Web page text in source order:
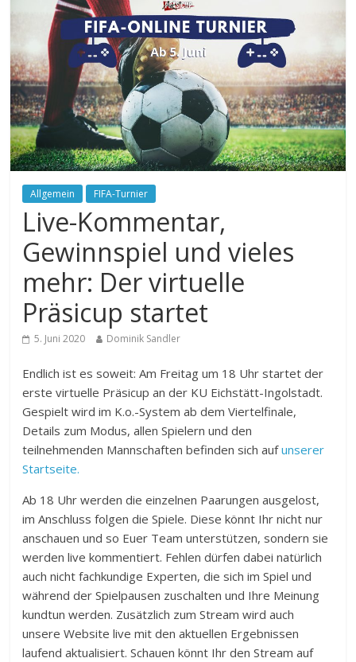
Allgemein FIFA-Turnier
Live-Kommentar,
Gewinnspiel und vieles
mehr: Der virtuelle
Präsicup startet
5. Juni 2020 Dominik Sandler
Endlich ist es soweit: Am Freitag um 18 Uhr startet der
erste virtuelle Präsicup an der KU Eichstätt-Ingolstadt.
Gespielt wird im K.o.-System ab dem Viertelfinale,
Details zum Modus, allen Spielern und den
teilnehmenden Mannschaften befinden sich aufunserer
Startseite.
Ab 18 Uhr werden die einzelnen Paarungen ausgelost,
im Anschluss folgen die Spiele. Diese könnt Ihr nicht nur
anschauen und so Euer Team unterstützen, sondern sie
werden live kommentiert. Fehlen dürfen dabei natürlich
auch nicht fachkundige Experten, die sich im Spiel und
während der Spielpausen zuschalten und Ihre Meinung
kundtun werden. Zusätzlich zum Stream wird auch
unsere Website live mit den aktuellen Ergebnissen
laufend aktualisiert. Schauen könnt Ihr den Stream auf